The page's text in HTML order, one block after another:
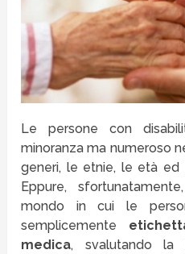
Le persone con
minoranza ma numeroso
generi, le etnie, le età ed
Eppure,
mondo in cui le
semplicemente
medica, svalutando la